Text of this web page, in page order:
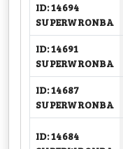
ID: 14694
SUPERWRONBA
ID: 14691
SUPERWRONBA
ID: 14687
SUPERWRONBA
ID: 14684